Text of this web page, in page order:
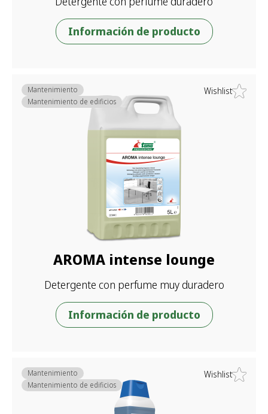
Información de producto
Wishlist
AROMA intense lounge
Detergente con perfume muy duradero
Mantenimiento
Mantenimiento de edificios
Información de producto
Wishlist
Mantenimiento
Mantenimiento de edificios